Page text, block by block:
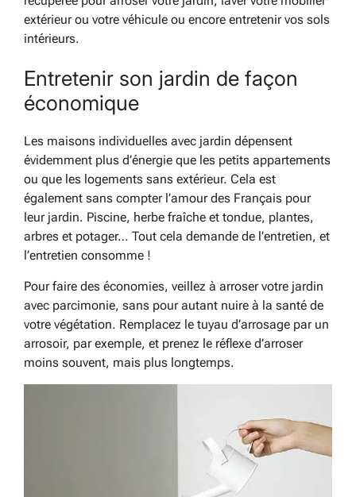
extérieur ou votre véhicule ou encore entretenir vos sols
intérieurs.
Entretenir son jardin de façon
économique
Les maisons individuelles avec jardin dépensent
évidemment plus d’énergie que les petits appartements
ou que les logements sans extérieur. Cela est
également sans compter l’amour des Français pour
leur jardin. Piscine, herbe fraîche et tondue, plantes,
arbres et potager… Tout cela demande de l’entretien, et
l’entretien consomme !
Pour faire des économies, veillez à arroser votre jardin
avec parcimonie, sans pour autant nuire à la santé de
votre végétation. Remplacez le tuyau d’arrosage par un
arrosoir, par exemple, et prenez le réflexe d’arroser
moins souvent, mais plus longtemps.